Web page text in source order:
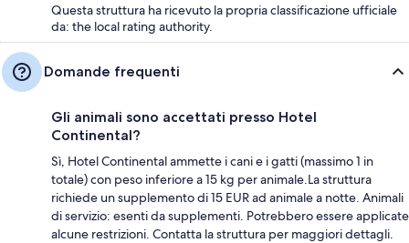
Questa struttura ha ricevuto la propria classificazione ufficiale
da: the local rating authority.
Domande frequenti
Gli animali sono accettati presso Hotel
Continental?
Sì, Hotel Continental ammette i cani e i gatti (massimo 1 in
totale) con peso inferiore a 15 kg per animale.La struttura
richiede un supplemento di 15 EUR ad animale a notte. Animali
di servizio: esenti da supplementi. Potrebbero essere applicate
alcune restrizioni. Contatta la struttura per maggiori dettagli.